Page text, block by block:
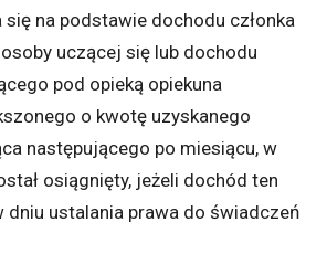
na podstawie dochodu członka
uczącej się lub dochodu
pod opieką opiekuna
o kwotę uzyskanego
następującego po miesiącu, w
osiągnięty, jeżeli dochód ten
dniu ustalania prawa do świadczeń